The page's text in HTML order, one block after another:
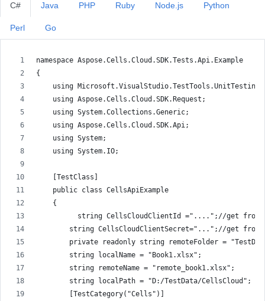
C#
namespace Aspose.Cells.Cloud.SDK.Tests.Api.Example
{
    using Microsoft.VisualStudio.TestTools.UnitTesting;
    using Aspose.Cells.Cloud.SDK.Request;
    using System.Collections.Generic;
    using Aspose.Cells.Cloud.SDK.Api;
    using System;
    using System.IO;
    [TestClass]
    public class CellsApiExample
    {
string CellsCloudClientId ="....";//get
string CellsCloudClientSecret="...";//get
private readonly string remoteFolder =
        string localName = "Book1.xlsx";
        string remoteName = "remote_book1.xlsx";
        string localPath = "D:/TestData/CellsCloud";
        [TestCategory("Cells")]
Java PHP Ruby Node.js Python
Perl Go